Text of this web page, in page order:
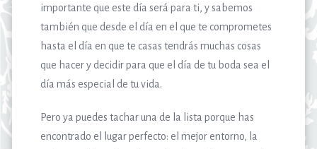
importante que este día será para ti, y sabemos
también que desde el día en el que te comprometes
hasta el día en que te casas tendrás muchas cosas
que hacer y decidir para que el día de tu boda sea el
día más especial de tu vida.
Pero ya puedes tachar una de la lista porque has
encontrado el lugar perfecto: el mejor entorno, la